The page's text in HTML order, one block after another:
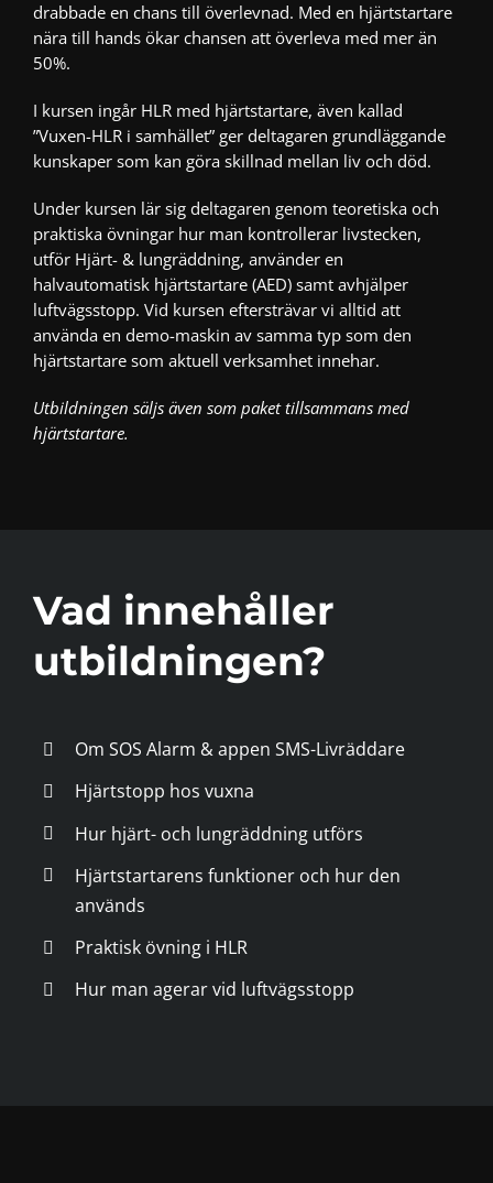
drabbade en chans till överlevnad. Med en hjärtstartare
nära till hands ökar chansen att överleva med mer än
50%.
I kursen ingår HLR med hjärtstartare, även kallad
”Vuxen-HLR i samhället” ger deltagaren grundläggande
kunskaper som kan göra skillnad mellan liv och död.
Under kursen lär sig deltagaren genom teoretiska och
praktiska övningar hur man kontrollerar livstecken,
utför Hjärt- & lungräddning, använder en
halvautomatisk hjärtstartare (AED) samt avhjälper
luftvägsstopp. Vid kursen eftersträvar vi alltid att
använda en demo-maskin av samma typ som den
hjärtstartare som aktuell verksamhet innehar.
Utbildningen säljs även som paket tillsammans med
hjärtstartare.
Vad innehåller
utbildningen?
Om SOS Alarm & appen SMS-Livräddare
Hjärtstopp hos vuxna
Hur hjärt- och lungräddning utförs
Hjärtstartarens funktioner och hur den
används
Praktisk övning i HLR
Hur man agerar vid luftvägsstopp